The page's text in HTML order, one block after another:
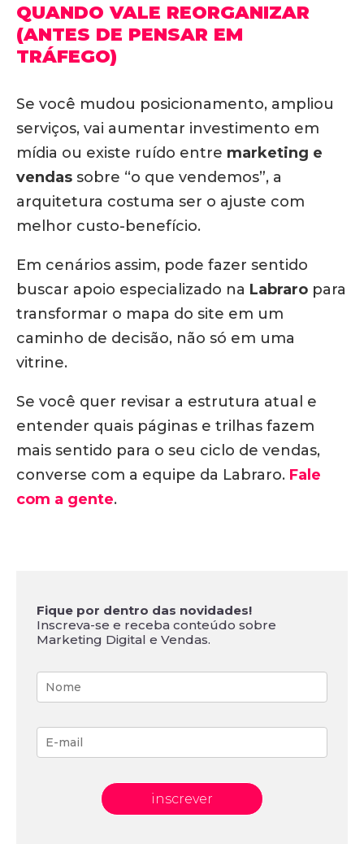
QUANDO VALE REORGANIZAR
(ANTES DE PENSAR EM
TRÁFEGO)
Se você mudou posicionamento, ampliou
serviços, vai aumentar investimento em
mídia ou existe ruído entre marketing e
vendas sobre “o que vendemos”, a
arquitetura costuma ser o ajuste com
melhor custo-benefício.
Em cenários assim, pode fazer sentido
buscar apoio especializado na Labraro para
transformar o mapa do site em um
caminho de decisão, não só em uma
vitrine.
Se você quer revisar a estrutura atual e
entender quais páginas e trilhas fazem
mais sentido para o seu ciclo de vendas,
converse com a equipe da Labraro. Fale
com a gente.
Fique por dentro das novidades!
Inscreva-se e receba conteúdo sobre
Marketing Digital e Vendas.
inscrever